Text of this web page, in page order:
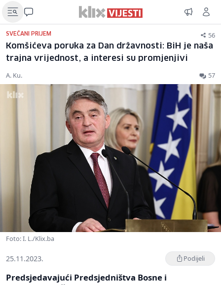
SVEČANI PRIJEM 56
Komšićeva poruka za Dan državnosti: BiH je naša
trajna vrijednost, a interesi su promjenjivi
A. Ku. 57
Foto: I. L./Klix.ba
25.11.2023. Podijeli
Predsjedavajući Predsjedništva Bosne i